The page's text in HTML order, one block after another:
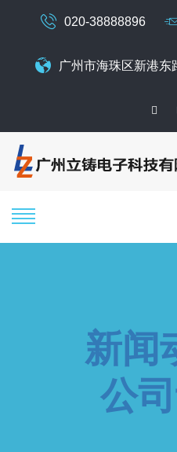
020-38888896
广州市海珠区新港东
新闻
公